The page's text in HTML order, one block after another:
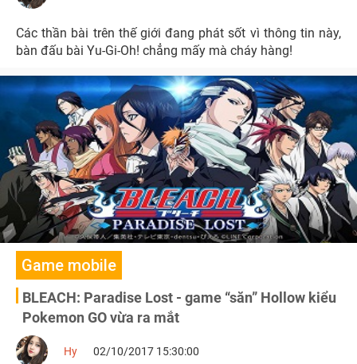
Các thần bài trên thế giới đang phát sốt vì thông tin này,
bàn đấu bài Yu-Gi-Oh! chẳng mấy mà cháy hàng!
Game mobile
BLEACH: Paradise Lost - game “săn” Hollow kiểu
Pokemon GO vừa ra mắt
Hy 02/10/2017 15:30:00